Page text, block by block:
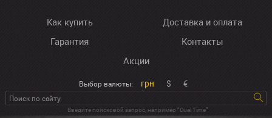
Как купить
Доставка и оплата
Гарантия
Контакты
Акции
Выбор валюты: грн $ €
Введите поисковой запрос, например “Dual Time”